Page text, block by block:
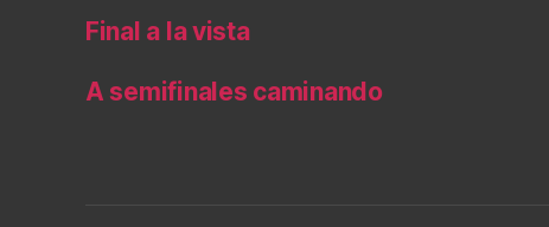
Final a la vista
A semifinales caminando